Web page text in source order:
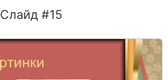
Слайд #15